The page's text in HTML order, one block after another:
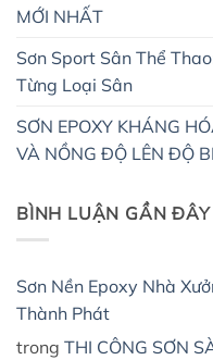
MỚI NHẤT
Sơn Sport Sân Thể
Từng Loại Sân
SƠN EPOXY KHÁNG
VÀ NỒNG ĐỘ LÊN ĐỘ
BÌNH LUẬN GẦN ĐÂY
Sơn Nền Epoxy Nhà
Thành Phát
trong THI CÔNG SƠN